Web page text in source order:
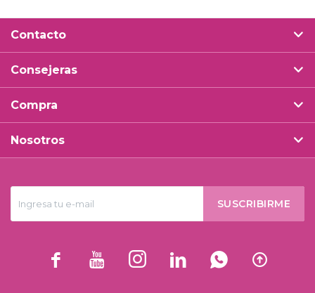
SUSCRIBIRME
     
Contacto
Consejeras
Compra
Nosotros